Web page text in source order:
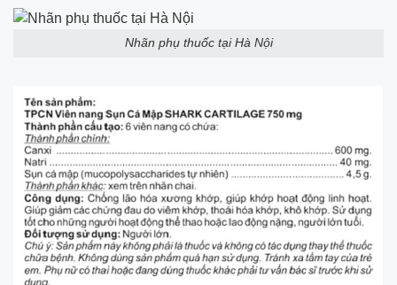
Nhãn phụ thuốc tại Hà Nội